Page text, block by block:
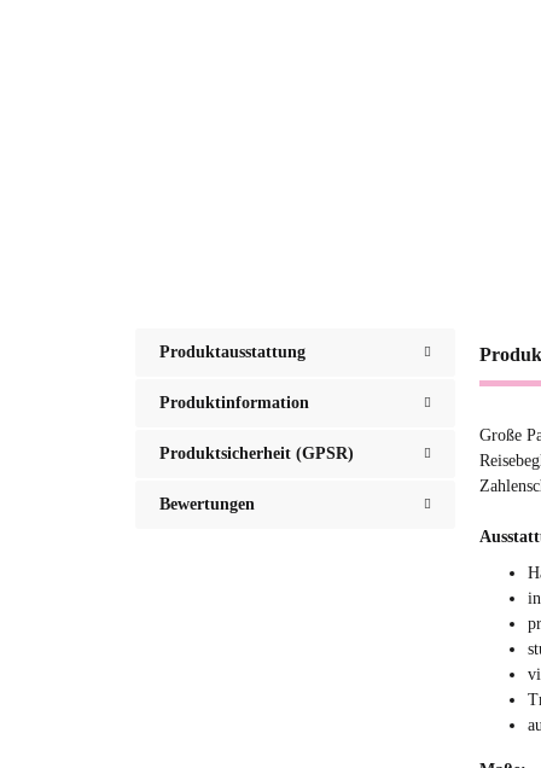
Produktausstattung
Produktinformation
Produktsicherheit (GPSR)
Bewertungen
Große